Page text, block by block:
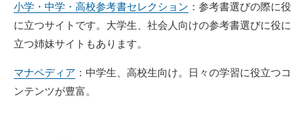
小学・中学・高校参考書セレクション ：参考書選びの際に役
に立つサイトです。大学生、社会人向けの参考書選びに役に
立つ姉妹サイトもあります。
マナペディア ：中学生、高校生向け。日々の学習に役立つコ
ンテンツが豊富。